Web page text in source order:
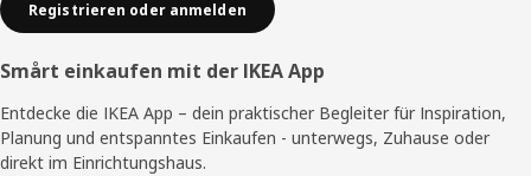
Registrieren oder anmelden
Smårt einkaufen mit der IKEA App
Entdecke die IKEA App – dein praktischer Begleiter für Inspiration,
Planung und entspanntes Einkaufen - unterwegs, Zuhause oder
direkt im Einrichtungshaus.